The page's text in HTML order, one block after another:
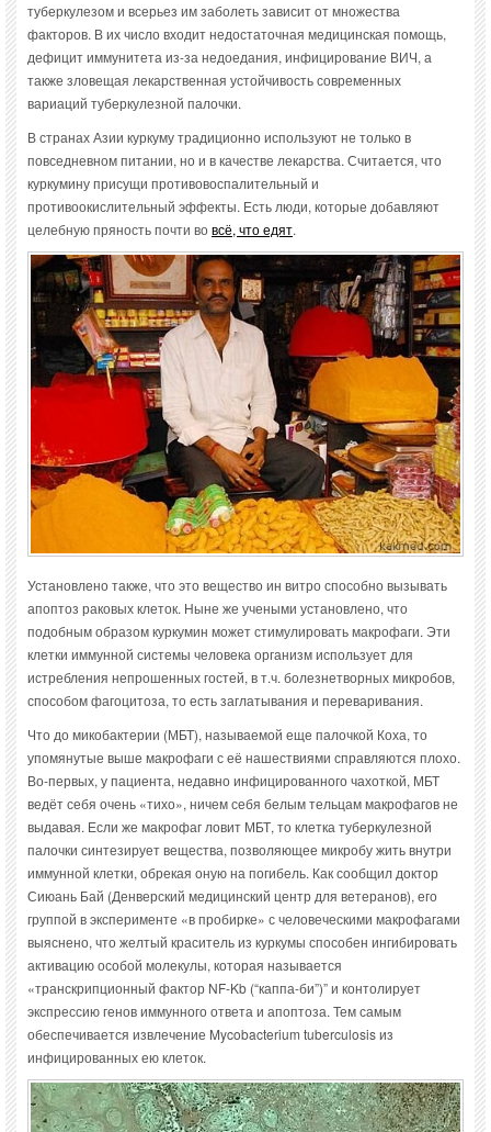
туберкулезом и всерьез им заболеть зависит от множества
факторов. В их число входит недостаточная медицинская помощь,
дефицит иммунитета из-за недоедания, инфицирование ВИЧ, а
также зловещая лекарственная устойчивость современных
вариаций туберкулезной палочки.
В странах Азии куркуму традиционно используют не только в
повседневном питании, но и в качестве лекарства. Считается, что
куркумину присущи противовоспалительный и
противоокислительный эффекты. Есть люди, которые добавляют
целебную пряность почти вовсё, что едят.
Установлено также, что это вещество ин витро способно вызывать
апоптоз раковых клеток. Ныне же учеными установлено, что
подобным образом куркумин может стимулировать макрофаги. Эти
клетки иммунной системы человека организм использует для
истребления непрошенных гостей, в т.ч. болезнетворных микробов,
способом фагоцитоза, то есть заглатывания и переваривания.
Что до микобактерии (МБТ), называемой еще палочкой Коха, то
упомянутые выше макрофаги с её нашествиями справляются плохо.
Во-первых, у пациента, недавно инфицированного чахоткой, МБТ
ведёт себя очень «тихо», ничем себя белым тельцам макрофагов не
выдавая. Если же макрофаг ловит МБТ, то клетка туберкулезной
палочки синтезирует вещества, позволяющее микробу жить внутри
иммунной клетки, обрекая оную на погибель. Как сообщил доктор
Сиюань Бай (Денверский медицинский центр для ветеранов), его
группой в эксперименте «в пробирке» с человеческими макрофагами
выяснено, что желтый краситель из куркумы способен ингибировать
активацию особой молекулы, которая называется
«транскрипционный фактор NF-Kb (“каппа-би”)” и контолирует
экспрессию генов иммунного ответа и апоптоза. Тем самым
обеспечивается извлечение Mycobacterium tuberculosis из
инфицированных ею клеток.